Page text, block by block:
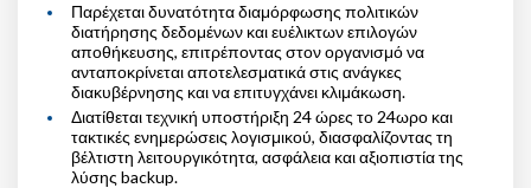
Παρέχεται δυνατότητα διαμόρφωσης πολιτικών
διατήρησης δεδομένων και ευέλικτων επιλογών
αποθήκευσης, επιτρέποντας στον οργανισμό να
ανταποκρίνεται αποτελεσματικά στις ανάγκες
διακυβέρνησης και να επιτυγχάνει κλιμάκωση.
Διατίθεται τεχνική υποστήριξη 24 ώρες το 24ωρο και
τακτικές ενημερώσεις λογισμικού, διασφαλίζοντας τη
βέλτιστη λειτουργικότητα, ασφάλεια και αξιοπιστία της
λύσης backup.